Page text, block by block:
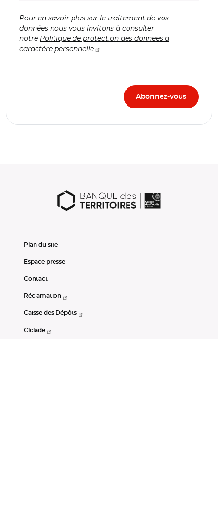
Pour en savoir plus sur le traitement de vos
données nous vous invitons à consulter
notre Politique de protection des données à
caractère personnelle
Plan du site
Espace presse
Contact
Réclamation
Caisse des Dépôts
Ciclade